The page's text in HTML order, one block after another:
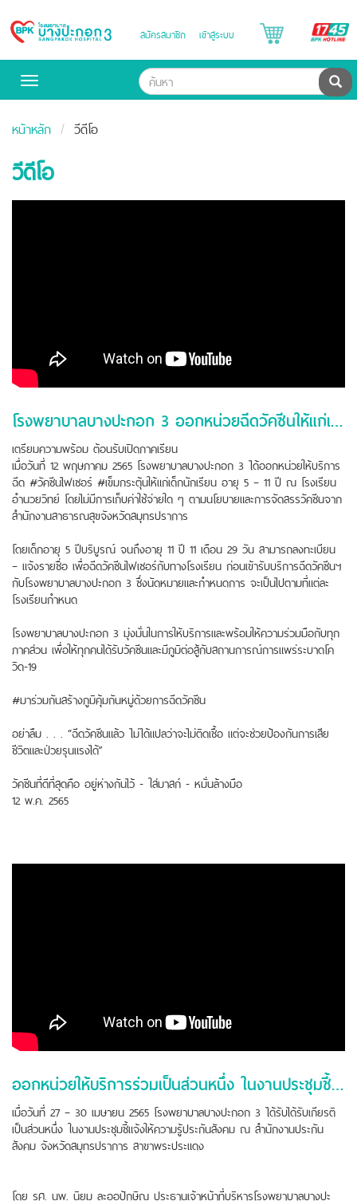
Bangpakok
สมัครสมาชิก เข้าสู่ระบบ
Toggle
ค้น
หน้าหลัก วีดีโอ
วีดีโอ
โรงพยาบาลบางปะกอก 3 ออกหน่วยฉีดวัคซีนให้แก่เด็กนักเรียน ณ โรงเรียนอำนวยวิทย์
เตรียมความพร้อม ต้อนรับเปิดภาคเรียน
เมื่อวันที่ 12 พฤษภาคม 2565 โรงพยาบาลบางปะกอก 3 ได้ออกหน่วยให้บริการ
ฉีด #วัคซีนไฟเซอร์ #เข็มกระตุ้นให้แก่เด็กนักเรียน อายุ 5 – 11 ปี ณ โรงเรียน
อำนวยวิทย์ โดยไม่มีการเก็บค่าใช้จ่ายใด ๆ ตามนโยบายและการจัดสรรวัคซีนจาก
สำนักงานสาธารณสุขจังหวัดสมุทรปราการ
โดยเด็กอายุ 5 ปีบริบูรณ์ จนถึงอายุ 11 ปี 11 เดือน 29 วัน สามารถลงทะเบียน
– แจ้งรายชื่อ เพื่อฉีดวัคซีนไฟเซอร์กับทางโรงเรียน ก่อนเข้ารับบริการฉีดวัคซีนฯ
กับโรงพยาบาลบางปะกอก 3 ซึ่งนัดหมายและกำหนดการ จะเป็นไปตามที่แต่ละ
โรงเรียนกำหนด
โรงพยาบาลบางปะกอก 3 มุ่งมั่นในการให้บริการและพร้อมให้ความร่วมมือกับทุก
ภาคส่วน เพื่อให้ทุกคนได้รับวัคซีนและมีภูมิต่อสู้กับสถานการณ์การแพร่ระบาดโค
วิด-19
#มาร่วมกันสร้างภูมิคุ้มกันหมู่ด้วยการฉีดวัคซีน
อย่าลืม . . . “ฉีดวัคซีนแล้ว ไม่ได้แปลว่าจะไม่ติดเชื้อ แต่จะช่วยป้องกันการเสีย
ชีวิตและป่วยรุนแรงได้”
วัคซีนที่ดีที่สุดคือ อยู่ห่างกันไว้ - ใส่มาสก์ - หมั่นล้างมือ
12 พ.ค. 2565
ออกหน่วยให้บริการร่วมเป็นส่วนหนึ่ง ในงานประชุมชี้แจ้งให้ความรู้ประกันสังคม
เมื่อวันที่ 27 – 30 เมษายน 2565 โรงพยาบาลบางปะกอก 3 ได้รับได้รับเกียรติ
เป็นส่วนหนึ่ง ในงานประชุมชี้แจ้งให้ความรู้ประกันสังคม ณ สำนักงานประกัน
สังคม จังหวัดสมุทรปราการ สาขาพระประแดง
โดย รศ. นพ. นิยม ละออปักษิณ ประธานเจ้าหน้าที่บริหารโรงพยาบาลบางปะ